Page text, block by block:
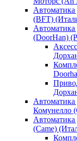
(BFT)
Автоматика
(DoorHan)
Автоматика
Комунелло
(Came)